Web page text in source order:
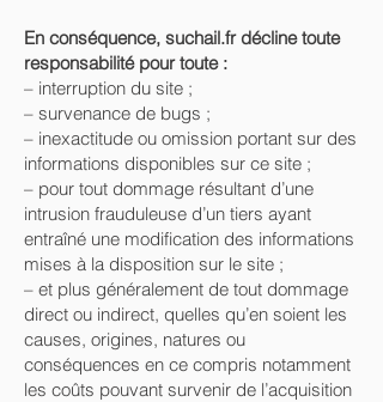
En conséquence, suchail.fr décline toute
responsabilité pour toute :
– interruption du site ;
– survenance de bugs ;
– inexactitude ou omission portant sur des
informations disponibles sur ce site ;
– pour tout dommage résultant d’une
intrusion frauduleuse d’un tiers ayant
entraîné une modification des informations
mises à la disposition sur le site ;
– et plus généralement de tout dommage
direct ou indirect, quelles qu’en soient les
causes, origines, natures ou
conséquences en ce compris notamment
les coûts pouvant survenir de l’acquisition